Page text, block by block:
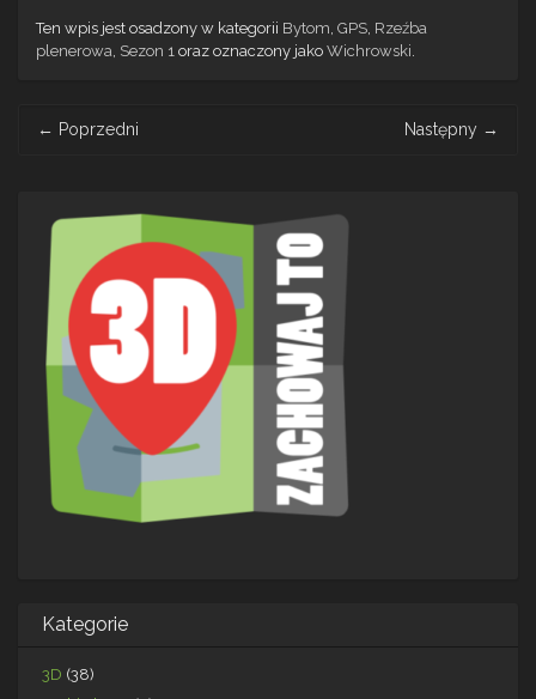
Ten wpis jest osadzony w kategorii Bytom GPS Rzeźba
plenerowa Sezon 1 oraz oznaczony jako Wichrowski
navigation
← Poprzedni Następny →
Kategorie
3D (38)